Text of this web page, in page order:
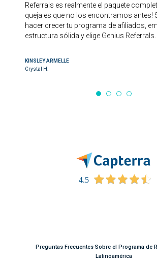
Referrals es realmente el paquete
queja es que no los encontramos antes!
hacer crecer tu programa de afiliados,
estructura sólida y elige Genius Referrals.
KINSLEY ARMELLE
Crystal H.
Preguntas Frecuentes Sobre el Programa de
Latinoamérica